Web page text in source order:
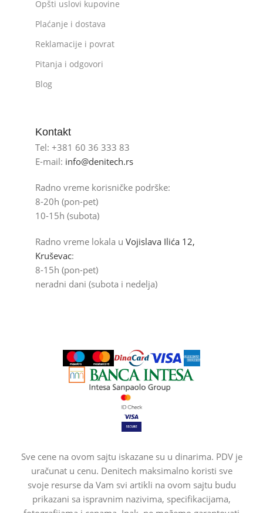
Opšti uslovi kupovine
Plaćanje i dostava
Reklamacije i povrat
Pitanja i odgovori
Blog
Kontakt
Tel: +381 60 36 333 83
E-mail: info@denitech.rs
Radno vreme korisničke podrške:
8-20h (pon-pet)
10-15h (subota)
Radno vreme lokala u Vojislava Ilića 12,
Kruševac:
8-15h (pon-pet)
neradni dani (subota i nedelja)
Sve cene na ovom sajtu iskazane su u dinarima. PDV je
uračunat u cenu. Denitech maksimalno koristi sve
svoje resurse da Vam svi artikli na ovom sajtu budu
prikazani sa ispravnim nazivima, specifikacijama,